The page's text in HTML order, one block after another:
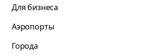
Для бизнеса
Аэропорты
Города